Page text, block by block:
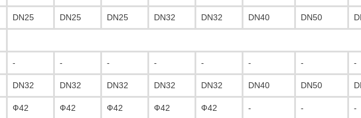
DN25 DN25 DN25 DN32 DN32 DN40 DN50
- - - - - - - -
DN32 DN32 DN32 DN32 DN32 DN40 DN50
Ф42 Ф42 Ф42 Ф42 Ф42 - - -